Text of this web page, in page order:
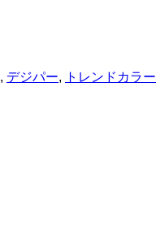
, デジパー, トレンドカラー